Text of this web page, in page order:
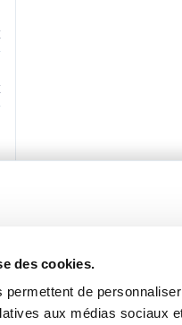
des cookies.
permettent de
aux médias sociaux